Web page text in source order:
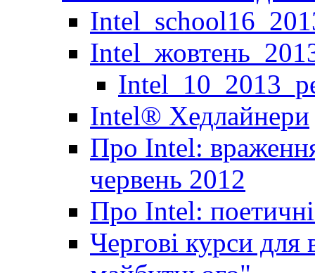
Іntel® Хедлайнери
Про Intel:
червень 2012
Про Intel:
Чергові курси